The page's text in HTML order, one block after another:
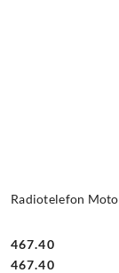
Radiotelefon
Cena:
467.40
Cena:
467.40